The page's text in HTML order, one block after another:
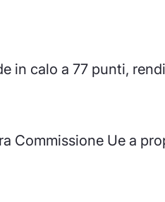
in calo a 77 punti,
Commissione Ue a